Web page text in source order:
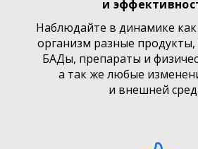
и
Наблюдайте в динамике
организм разные
БАДы, препараты и
а так же любые
и внешней